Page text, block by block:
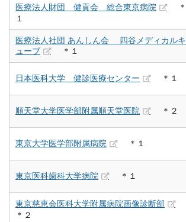
医療法人財団 健貢会 総合東京病院
＊
１
医療法人社団 あんしん会 四谷メディカルキ
ューブ
＊１
日本医科大学 健診医療センター ＊１
順天堂大学医学部附属順天堂医院 ＊２
東京大学医学部附属病院 ＊１
東京医科歯科大学病院 ＊１
東京慈恵会医科大学附属病院画像診断部
＊２